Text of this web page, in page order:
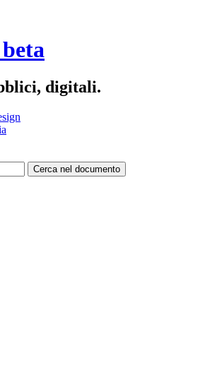
beta
digitali.
Cerca nel documento